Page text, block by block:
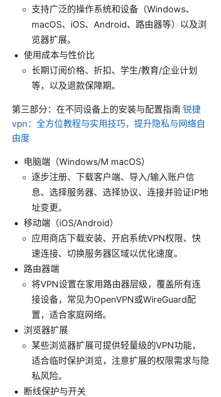
支持广泛的操作系统和设备（Windows、
macOS、iOS、Android、路由器等）以及浏
览器扩展。
使用成本与性价比
长期订阅价格、折扣、学生/教育/企业计划
等，以及退款保障期。
第三部分：在不同设备上的安装与配置指南 锐捷
vpn：全方位教程与实用技巧，提升隐私与网络自
由度
电脑端（Windows/M macOS）
逐步注册、下载客户端、导入/输入账户信
息、选择服务器、选择协议、连接并验证IP地
址变更。
移动端（iOS/Android）
应用商店下载安装、开启系统VPN权限、快
速连接、切换服务器区域以优化速度。
路由器端
将VPN设置在家用路由器层级，覆盖所有连
接设备，常见为OpenVPN或WireGuard配
置，适合家庭网络。
浏览器扩展
某些浏览器扩展可提供轻量级的VPN功能，
适合临时保护浏览，注意扩展的权限需求与隐
私风险。
断线保护与开关